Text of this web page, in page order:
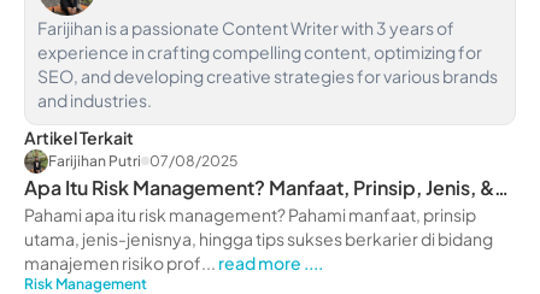
Farijihan is a passionate Content Writer with 3 years of
experience in crafting compelling content, optimizing for
SEO, and developing creative strategies for various brands
and industries.
Artikel Terkait
Farijihan Putri 07/08/2025
Apa Itu Risk Management? Manfaat, Prinsip, Jenis, &
Tips
Pahami apa itu risk management? Pahami manfaat, prinsip
utama, jenis-jenisnya, hingga tips sukses berkarier di bidang
manajemen risiko prof... read more ....
Risk Management